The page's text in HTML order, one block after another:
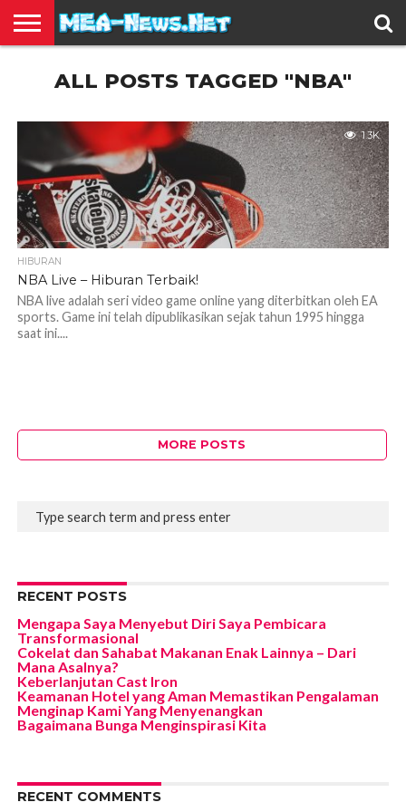
TERBARU
EDUKASI
HIBURAN
INSPIRASI
KESEHATAN
KULINER
OLAH
RAGA
OTOMOTIF
TRAVEL
JUAL
BELIALL POSTS TAGGED "NBA"
1.3K
HIBURAN
NBA Live – Hiburan Terbaik!
NBA live adalah seri video game online yang diterbitkan oleh EA
sports. Game ini telah dipublikasikan sejak tahun 1995 hingga
saat ini....
MORE POSTS
RECENT POSTS
Mengapa Saya Menyebut Diri Saya Pembicara
Transformasional
Cokelat dan Sahabat Makanan Enak Lainnya – Dari
Mana Asalnya?
Keberlanjutan Cast Iron
Keamanan Hotel yang Aman Memastikan Pengalaman
Menginap Kami Yang Menyenangkan
Bagaimana Bunga Menginspirasi Kita
RECENT COMMENTS